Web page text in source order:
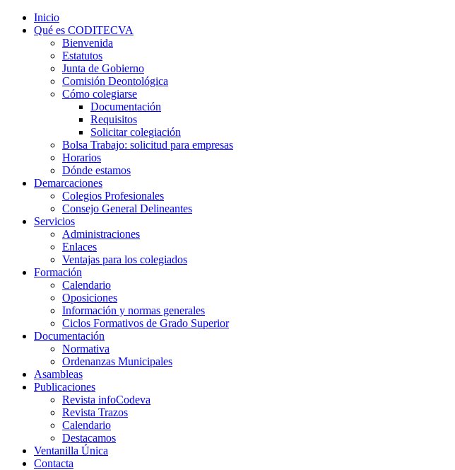
Inicio
Qué es CODITECVA
Bienvenida
Estatutos
Junta de Gobierno
Comisión Deontológica
Cómo colegiarse
Documentación
Requisitos
Solicitar colegiación
Bolsa Trabajo: solicitud para empresas
Horarios
Dónde estamos
Demarcaciones
Colegios Profesionales
Consejo General Delineantes
Servicios
Administraciones
Enlaces
Ventajas para los colegiados
Formación
Calendario
Oposiciones
Información y normas generales
Ciclos Formativos de Grado Superior
Documentación
Normativa
Ordenanzas Municipales
Asambleas
Publicaciones
Revista infoCodeva
Revista Trazos
Calendario
Destacamos
Ventanilla Única
Contacta